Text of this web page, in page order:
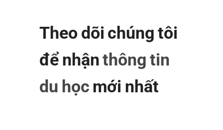
Theo dõi chúng tôi
để nhậnthông tin
du học mới nhất